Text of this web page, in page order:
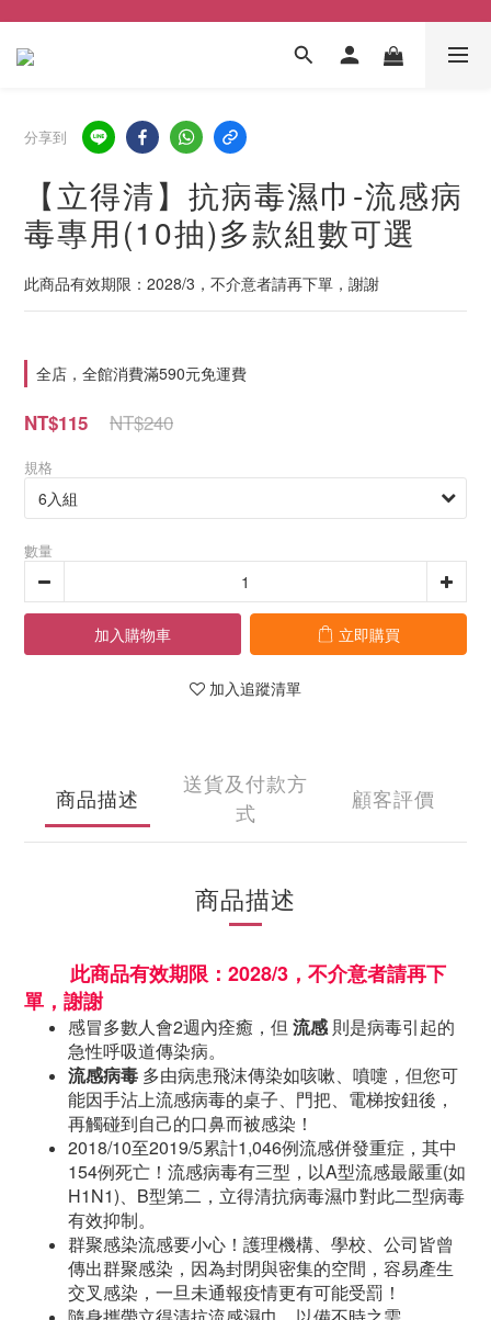
分享到
【立得清】抗病毒濕巾-流感病
毒專用(10抽)多款組數可選
此商品有效期限：2028/3，不介意者請再下單，謝謝
全店，全館消費滿590元免運費
NT$240
NT$115
規格
數量
加入購物車 立即購買
加入追蹤清單
商品描述
送貨及付款方
式
顧客評價
商品描述
此商品有效期限：2028/3，不介意者請再下
單，謝謝
感冒多數人會2週內痊癒，但 流感則是病毒引起的
急性呼吸道傳染病。
流感病毒 多由病患飛沫傳染如咳嗽、噴嚏，但您可
能因手沾上流感病毒的桌子、門把、電梯按鈕後，
再觸碰到自己的口鼻而被感染！
2018/10至2019/5累計1,046例流感併發重症，其中
154例死亡！流感病毒有三型，以A型流感最嚴重(如
H1N1)、B型第二，立得清抗病毒濕巾對此二型病毒
有效抑制。
群聚感染流感要小心！護理機構、學校、公司皆曾
傳出群聚感染，因為封閉與密集的空間，容易產生
交叉感染，一旦未通報疫情更有可能受罰！